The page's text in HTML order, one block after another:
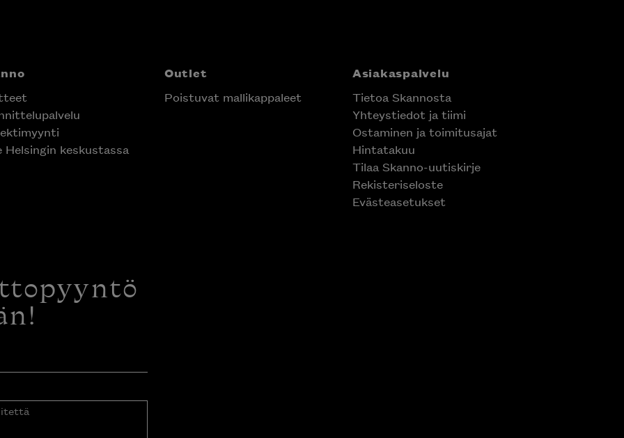
Helsingin keskustassa
Outlet
Poistuvat mallikappaleet
Asiakaspalvelu
Tietoa Skannosta
Yhteystiedot ja tiimi
Ostaminen ja toimitusajat
Hintatakuu
Tilaa Skanno-uutiskirje
Rekisteriseloste
Evästeasetukset